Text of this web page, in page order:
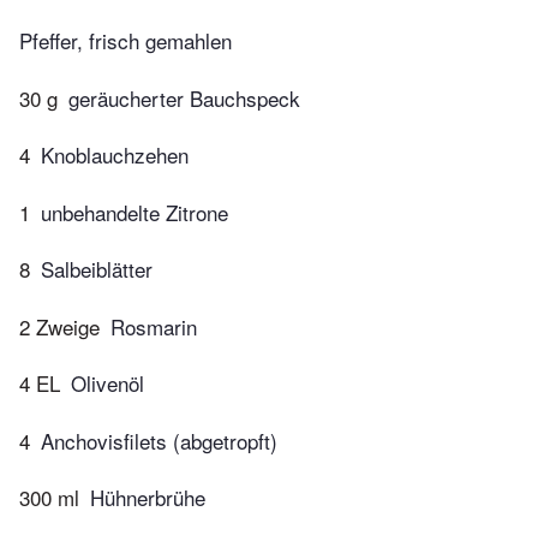
Pfeffer, frisch gemahlen
30 g geräucherter Bauchspeck
4 Knoblauchzehen
1 unbehandelte Zitrone
8 Salbeiblätter
2 Zweige Rosmarin
4 EL Olivenöl
4 Anchovisfilets (abgetropft)
300 ml Hühnerbrühe